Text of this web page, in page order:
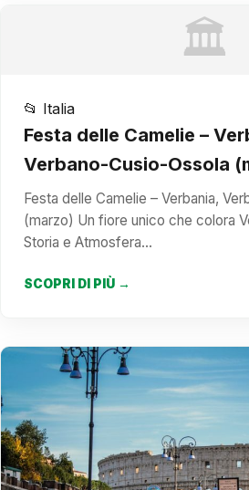
🏛️
📂 Italia
Festa delle Camelie –
Verbano-Cusio-Ossola
Festa delle Camelie – Verbania,
(marzo) Un fiore unico che colora
Storia e Atmosfera…
SCOPRI DI PIÙ →